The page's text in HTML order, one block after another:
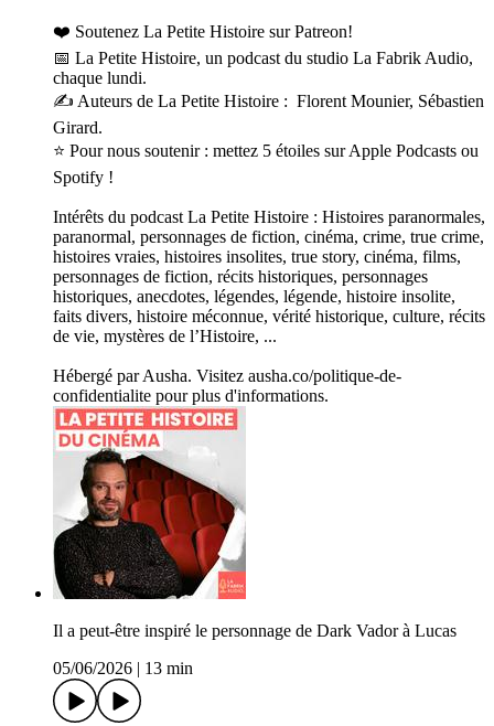
❤️ Soutenez La Petite Histoire sur Patreon!
📅 La Petite Histoire, un podcast du studio La Fabrik Audio,
chaque lundi.
✍️ Auteurs de La Petite Histoire : Florent Mounier, Sébastien
Girard.
⭐ Pour nous soutenir : mettez 5 étoiles sur Apple Podcasts ou
Spotify !
Intérêts du podcast La Petite Histoire : Histoires paranormales,
paranormal, personnages de fiction, cinéma, crime, true crime,
histoires vraies, histoires insolites, true story, cinéma, films,
personnages de fiction, récits historiques, personnages
historiques, anecdotes, légendes, légende, histoire insolite,
faits divers, histoire méconnue, vérité historique, culture, récits
de vie, mystères de l’Histoire, ...
Hébergé par Ausha. Visitez ausha.co/politique-de-
confidentialite pour plus d'informations.
Il a peut-être inspiré le personnage de Dark Vador à Lucas
05/06/2026
13 min